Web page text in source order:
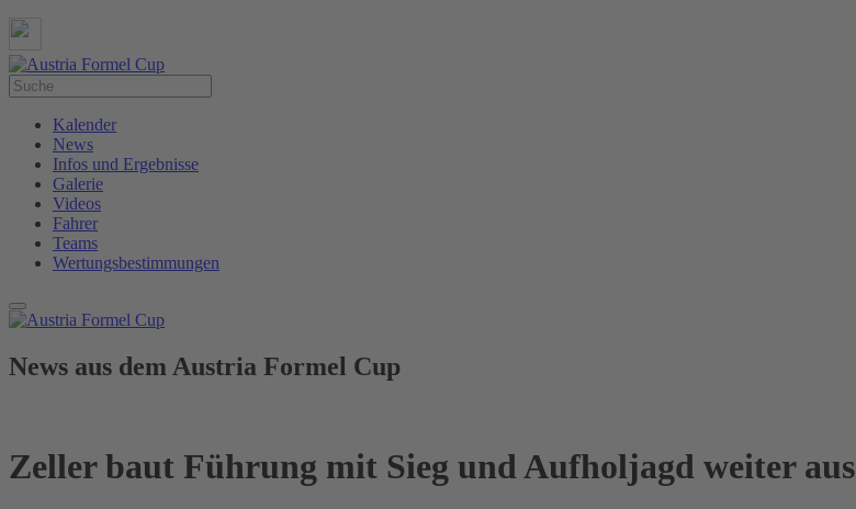
Kalender
News
Infos und Ergebnisse
Galerie
Videos
Fahrer
Teams
Wertungsbestimmungen
News aus dem Austria Formel Cup
Zeller baut Führung mit Sieg und Aufholjagd weiter aus